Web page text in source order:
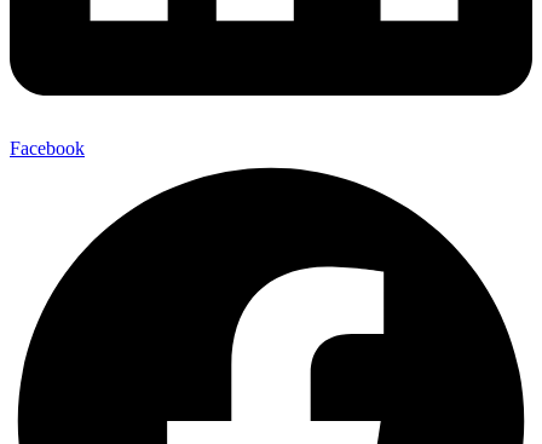
Facebook